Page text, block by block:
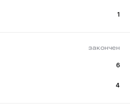
1
закончен
6
4